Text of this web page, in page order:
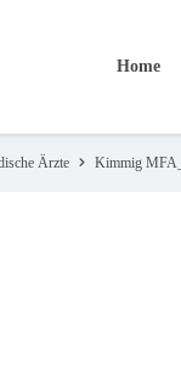
Home
Ärzte Kimmig